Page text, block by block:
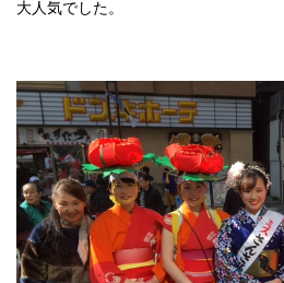
大人気でした。